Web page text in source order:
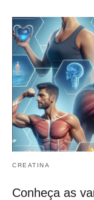
CREATINA
Conheça as